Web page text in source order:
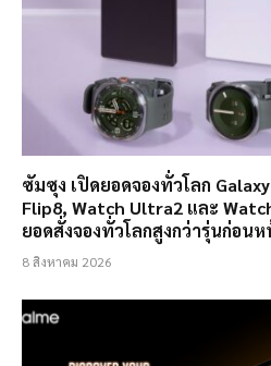
ซัมซุง เปิดยอดจองทั่วโลก
Flip8, Watch Ultra2 และ
ยอดสั่งจองทั่วโลกสูงกว่ารุ่นก่อนห
8 สิงหาคม 2026